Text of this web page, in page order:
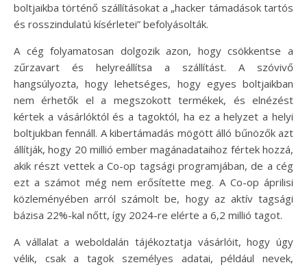
boltjaikba történő szállításokat a „hacker támadások tartós
és rosszindulatú kísérletei” befolyásolták.
A cég folyamatosan dolgozik azon, hogy csökkentse a
zűrzavart és helyreállítsa a szállítást. A szóvivő
hangsúlyozta, hogy lehetséges, hogy egyes boltjaikban
nem érhetők el a megszokott termékek, és elnézést
kértek a vásárlóktól és a tagoktól, ha ez a helyzet a helyi
boltjukban fennáll. A kibertámadás mögött álló bűnözők azt
állítják, hogy 20 millió ember magánadataihoz fértek hozzá,
akik részt vettek a Co-op tagsági programjában, de a cég
ezt a számot még nem erősítette meg. A Co-op áprilisi
közleményében arról számolt be, hogy az aktív tagsági
bázisa 22%-kal nőtt, így 2024-re elérte a 6,2 millió tagot.
A vállalat a weboldalán tájékoztatja vásárlóit, hogy úgy
vélik, csak a tagok személyes adatai, például nevek,